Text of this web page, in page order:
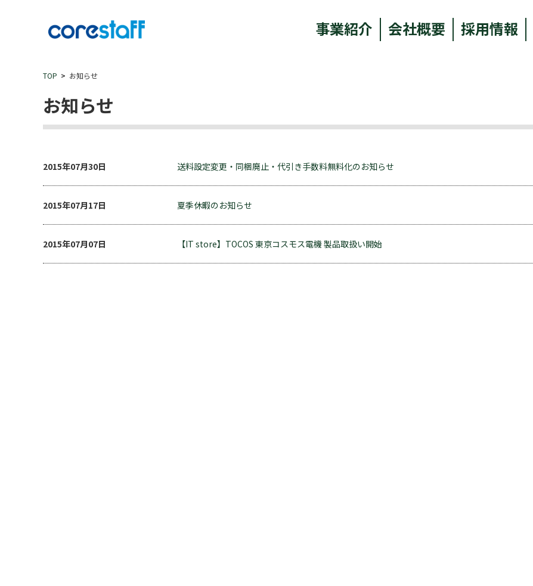
事業紹介 会社概要 採用情報
TOP お知らせ
お知らせ
2015年07月30日 送料設定変更・同梱廃止・代引き手数料無料化のお知らせ
2015年07月17日 夏季休暇のお知らせ
2015年07月07日 【IT store】TOCOS 東京コスモス電機 製品取扱い開始